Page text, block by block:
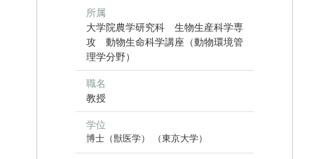
所属
大学院農学研究科 生物生産科学専
攻 動物生命科学講座（動物環境管
理学分野）
職名
教授
学位
博士（獣医学） （東京大学）